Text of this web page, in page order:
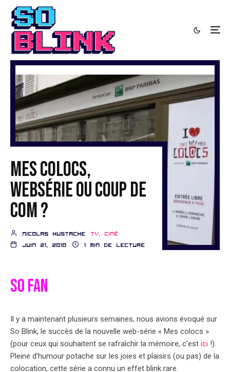
Mes colocs,
websérie ou coup de
com ?
nicolas hustache
TV, ciné
juin 21, 2010
1 min de lecture
SO FAN
Il y a maintenant plusieurs semaines, nous avions évoqué sur
So Blink, le succès de la nouvelle web-série « Mes colocs »
(pour ceux qui souhaitent se rafraîchir la mémoire, c’est ici !).
Pleine d’humour potache sur les joies et plaisirs (ou pas) de la
colocation, cette série a connu un effet blink rare.